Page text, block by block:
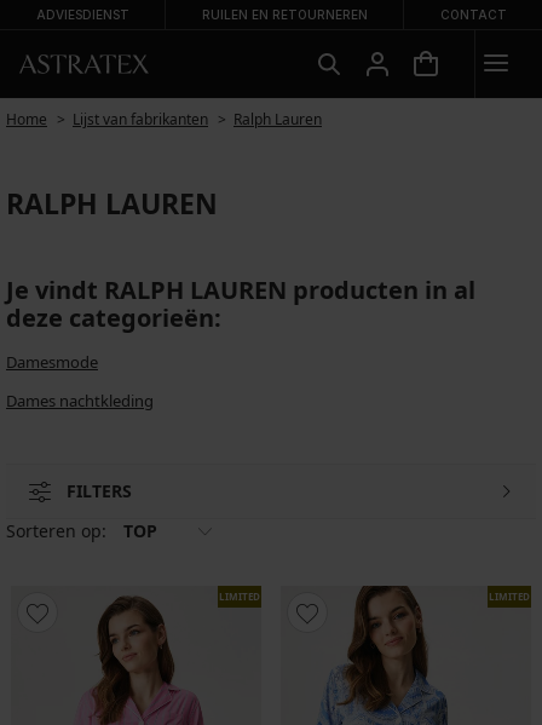
ADVIESDIENST RUILEN EN RETOURNEREN CONTACT
Home Lijst van fabrikanten Ralph Lauren
RALPH LAUREN
Je vindt RALPH LAUREN producten in al
deze categorieën:
Damesmode
Dames nachtkleding
FILTERS
Sorteren op:
TOP
LIMITED LIMITED